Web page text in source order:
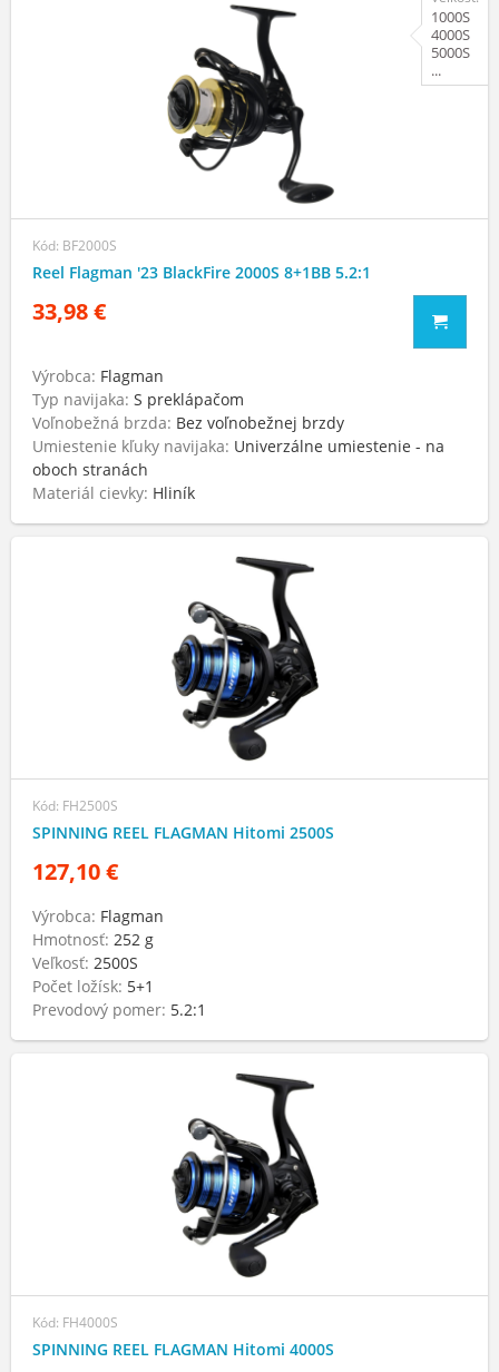
Kód: BF2000S
Reel Flagman '23 BlackFire 2000S 8+1BB 5.2:1
33,98 €
Výrobca: Flagman
Typ navijaka: S preklápačom
Voľnobežná brzda: Bez voľnobežnej brzdy
Umiestenie kľuky navijaka: Univerzálne umiestenie - na
oboch stranách
Materiál cievky: Hliník
1000S
4000S
5000S
...
Kód: FH2500S
SPINNING REEL FLAGMAN Hitomi 2500S
127,10 €
Výrobca: Flagman
Hmotnosť: 252 g
Veľkosť: 2500S
Počet ložísk: 5+1
Prevodový pomer: 5.2:1
Kód: FH4000S
SPINNING REEL FLAGMAN Hitomi 4000S